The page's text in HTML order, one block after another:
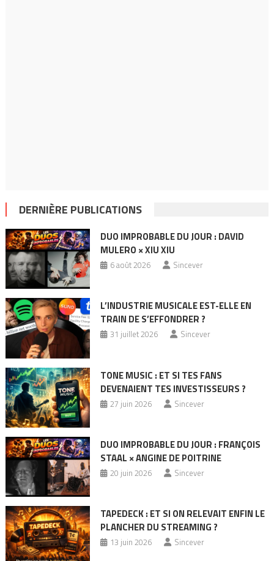
DERNIÈRE PUBLICATIONS
DUO IMPROBABLE DU JOUR : DAVID
MULERO × XIU XIU
6 août 2026 Sincever
L’INDUSTRIE MUSICALE EST-ELLE EN
TRAIN DE S’EFFONDRER ?
31 juillet 2026 Sincever
TONE MUSIC : ET SI TES FANS
DEVENAIENT TES INVESTISSEURS ?
27 juin 2026 Sincever
DUO IMPROBABLE DU JOUR : FRANÇOIS
STAAL × ANGINE DE POITRINE
20 juin 2026 Sincever
TAPEDECK : ET SI ON RELEVAIT ENFIN LE
PLANCHER DU STREAMING ?
13 juin 2026 Sincever